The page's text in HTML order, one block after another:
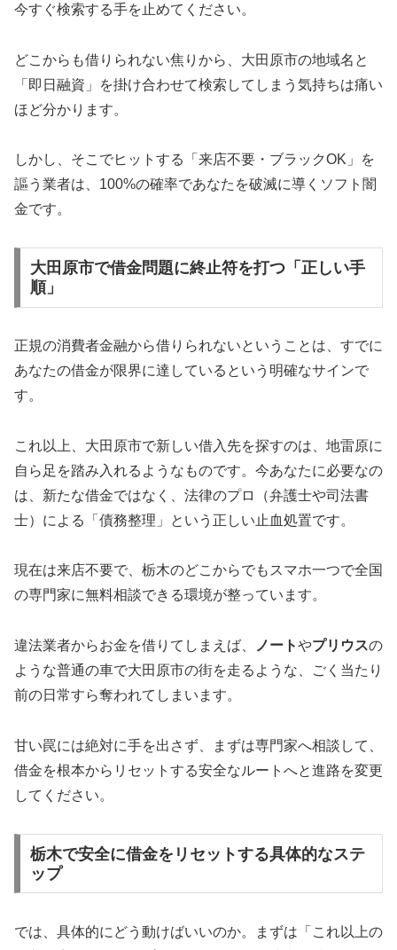
今すぐ検索する手を止めてください。
どこからも借りられない焦りから、大田原市の地域名と
「即日融資」を掛け合わせて検索してしまう気持ちは痛い
ほど分かります。
しかし、そこでヒットする「来店不要・ブラックOK」を
謳う業者は、100%の確率であなたを破滅に導くソフト闇
金です。
大田原市で借金問題に終止符を打つ「正しい手
順」
正規の消費者金融から借りられないということは、すでに
あなたの借金が限界に達しているという明確なサインで
す。
これ以上、大田原市で新しい借入先を探すのは、地雷原に
自ら足を踏み入れるようなものです。今あなたに必要なの
は、新たな借金ではなく、法律のプロ（弁護士や司法書
士）による「債務整理」という正しい止血処置です。
現在は来店不要で、栃木のどこからでもスマホ一つで全国
の専門家に無料相談できる環境が整っています。
違法業者からお金を借りてしまえば、 ノートやプリウスの
ような普通の車で大田原市の街を走るような、ごく当たり
前の日常すら奪われてしまいます。
甘い罠には絶対に手を出さず、まずは専門家へ相談して、
借金を根本からリセットする安全なルートへと進路を変更
してください。
栃木で安全に借金をリセットする具体的なステ
ップ
では、具体的にどう動けばいいのか。まずは「これ以上の